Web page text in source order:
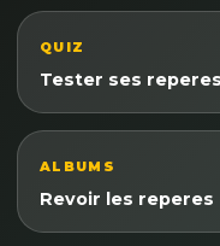
QUIZ
Tester ses reperes
ALBUMS
Revoir les reperes